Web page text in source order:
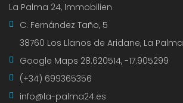
La Palma 24, Immobilien
C. Fernández Taño, 5
38760 Los Llanos de Aridane, La Palma
Google Maps 28.620514, -17.905299
(+34) 699365356
info@la-palma24.es